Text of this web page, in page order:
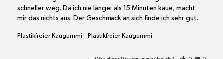
schneller weg. Da ich nie länger als 15 Minuten kaue, macht
mir das nichts aus. Der Geschmack an sich finde ich sehr gut.
Plastikfreier Kaugummi Plastikfreier Kaugummi